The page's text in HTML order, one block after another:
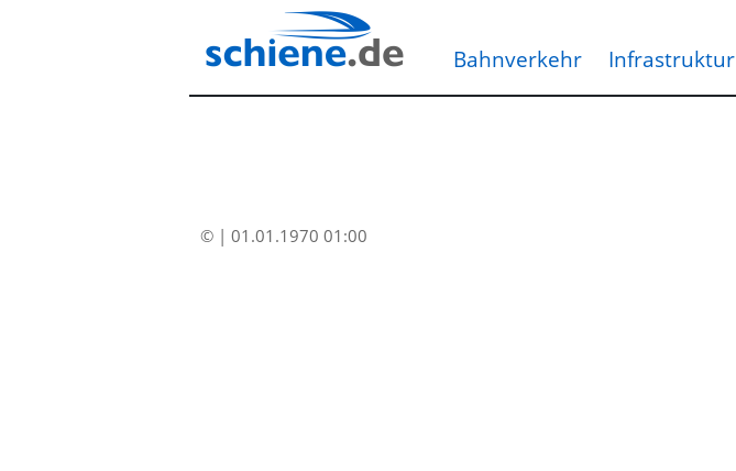
Bahnverkehr Infrastruktur
© | 01.01.1970 01:00